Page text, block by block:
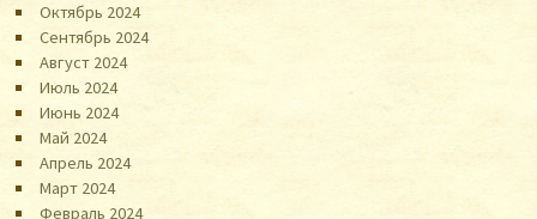
Октябрь 2024
Сентябрь 2024
Август 2024
Июль 2024
Июнь 2024
Май 2024
Апрель 2024
Март 2024
Февраль 2024